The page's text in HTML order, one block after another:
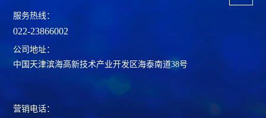
服务热线：
022-23866002
公司地址：
中国天津滨海高新技术产业开发区海泰南道38号
营销电话：